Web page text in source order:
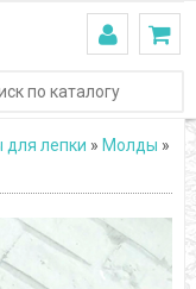
для лепки » Молды »